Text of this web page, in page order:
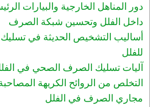
دور المناهل الخارجية والبيارات
داخل الفلل وتحسين شبكة الصرف
أساليب التشخيص الحديثة في
للفلل
آليات تسليك الصرف الصحي في
التخلص من الروائح الكريهة
مجاري الصرف في الفلل